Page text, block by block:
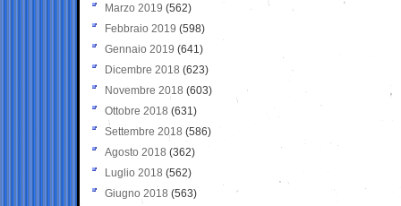
Marzo 2019 (562)
Febbraio 2019 (598)
Gennaio 2019 (641)
Dicembre 2018 (623)
Novembre 2018 (603)
Ottobre 2018 (631)
Settembre 2018 (586)
Agosto 2018 (362)
Luglio 2018 (562)
Giugno 2018 (563)